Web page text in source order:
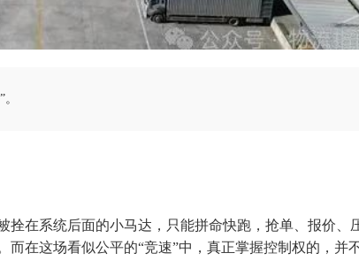
在系统后面的小马达，只能拼命快跑，抢单、报价、
在这场看似公平的“竞速”中，真正掌握控制权的，并